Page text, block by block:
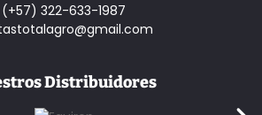
(+57) 322-633-1987
Distribuidores